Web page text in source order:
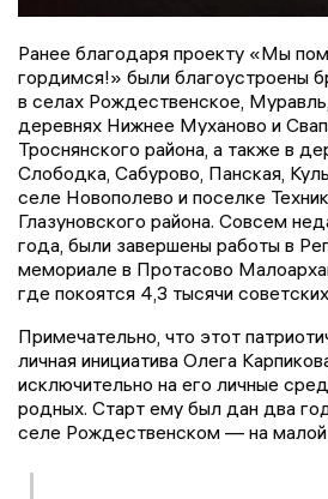
Ранее благодаря проекту «Мы
гордимся!» были благоустроены
в селах Рождественское,
деревнях Нижнее Муханово и
Троснянского района, а также в
Слободка, Сабурово, Панская,
селе Новополево и поселке
Глазуновского района. Совсем
года, были завершены работы в
мемориале в Протасово
где покоятся 4,3 тысячи
Примечательно, что этот
личная инициатива Олега
исключительно на его личные
родных. Старт ему был дан два
селе Рождественском — на малой